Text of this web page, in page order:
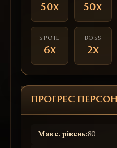
50x 50x
SPOIL
6x
BOSS
2x
ПРОГРЕС
Макс. рівень:80